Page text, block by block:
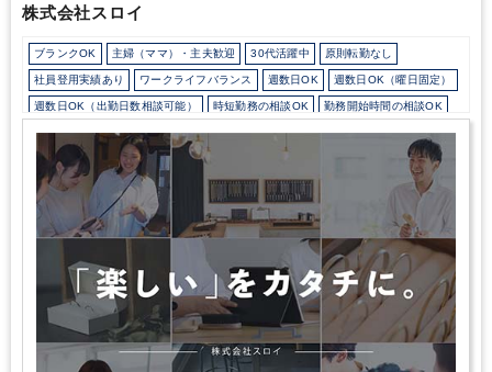
株式会社スロイ
ブランクOK 主婦（ママ）・主夫歓迎 30代活躍中 原則転勤なし
社員登用実績あり ワークライフバランス 週数日OK 週数日OK（曜日固定）
週数日OK（出勤日数相談可能） 時短勤務の相談OK 勤務開始時間の相談OK
勤務終了時間の相談OK 朝遅め 定時早め シフト勤務 駅から徒歩5分以内
ベンチャー企業 ドリンクサービスあり
少人数の職場（所属部門の人数3人以下） ルーティンワークがメイン
業務手順等のOJT